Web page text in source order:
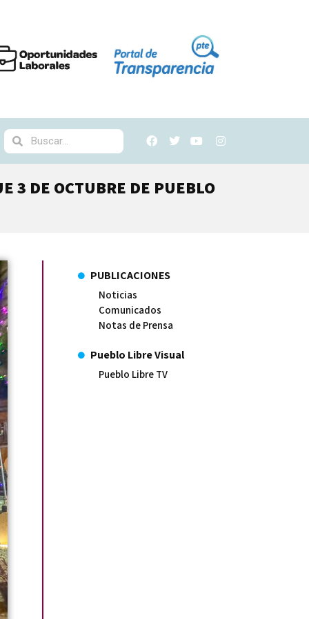
3 DE OCTUBRE DE PUEBLO
PUBLICACIONES
Noticias
Comunicados
Notas de Prensa
Pueblo Libre Visual
Pueblo Libre TV